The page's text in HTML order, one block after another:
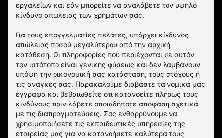
εργαλείων και εάν μπορείτε να αναλάβετε τον υψηλό
κίνδυνο απώλειας των χρημάτων σας.
Για τους επαγγελματίες πελάτες, υπάρχει κίνδυνος
απώλειας ποσού μεγαλύτερου από την αρχική
κατάθεση. Οι πληροφορίες που περιέχονται σε αυτόν
τον ιστότοπο είναι γενικής φύσεως και δεν λαμβάνουν
υπόψη την οικονομική σας κατάσταση, τους στόχους ή
τις ανάγκες σας. Παρακαλούμε διαβάστε τα νομικά μας
έγγραφα και βεβαιωθείτε ότι κατανοείτε πλήρως τους
κινδύνους πριν λάβετε οποιαδήποτε απόφαση σχετικά
με τις διαπραγματεύσεις. Σας ενθαρρύνουμε να
χρησιμοποιήσετε τις εκπαιδευτικές υπηρεσίες της
εταιρείας μας για να κατανοήσετε καλύτερα τους